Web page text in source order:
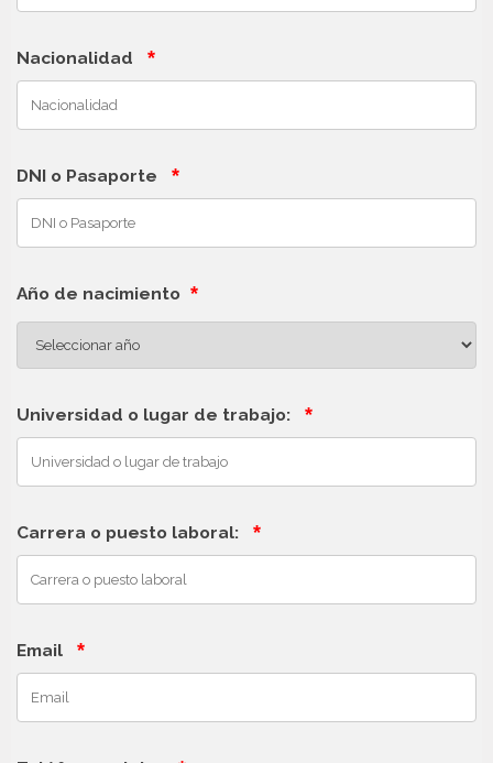
Nacionalidad *
DNI o Pasaporte *
Año de nacimiento *
Universidad o lugar de trabajo: *
Carrera o puesto laboral: *
Email *